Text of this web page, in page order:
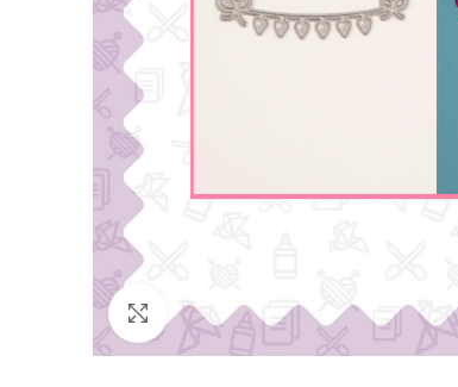
Click para agrandar